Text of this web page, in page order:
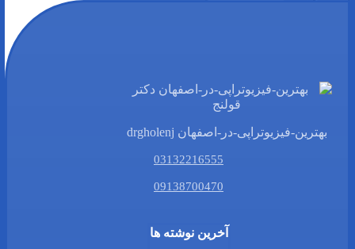
بهترین-فیزیوتراپی-در-اصفهان drgholenj
03132216555
09138700470
آخرین نوشته ها